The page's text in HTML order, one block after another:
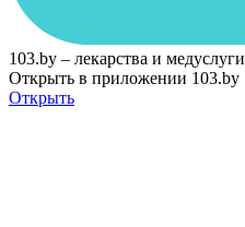
103.by – лекарства и медуслуги
Открыть в приложении 103.by
Открыть